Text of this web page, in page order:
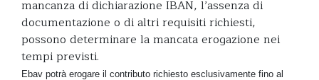
mancanza di dichiarazione IBAN, l’assenza di
documentazione o di altri requisiti richiesti,
possono determinare la mancata erogazione nei
tempi previsti.
Ebav potrà erogare il contributo richiesto esclusivamente fino al